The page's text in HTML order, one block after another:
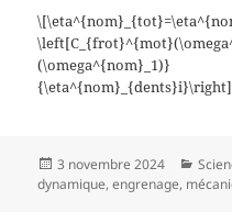
(\omega^{nom}_1)}
Publié
le
3 novembre 2024
dynamique,engrenage,